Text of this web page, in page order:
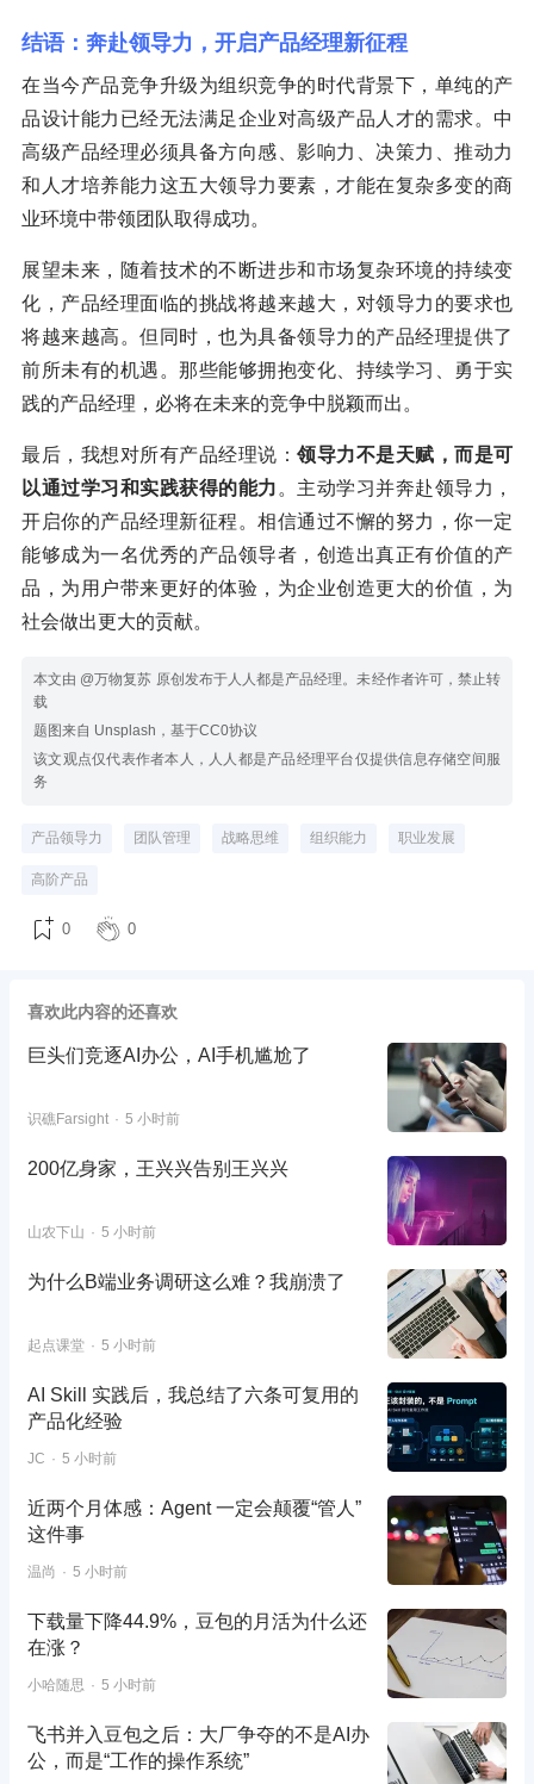
结语：奔赴领导力，开启产品经理新征程
在当今产品竞争升级为组织竞争的时代背景下，单纯的产
品设计能力已经无法满足企业对高级产品人才的需求。中
高级产品经理必须具备方向感、影响力、决策力、推动力
和人才培养能力这五大领导力要素，才能在复杂多变的商
业环境中带领团队取得成功。
展望未来，随着技术的不断进步和市场复杂环境的持续变
化，产品经理面临的挑战将越来越大，对领导力的要求也
将越来越高。但同时，也为具备领导力的产品经理提供了
前所未有的机遇。那些能够拥抱变化、持续学习、勇于实
践的产品经理，必将在未来的竞争中脱颖而出。
最后，我想对所有产品经理说： 领导力不是天赋，而是可
以通过学习和实践获得的能力 。主动学习并奔赴领导力，
开启你的产品经理新征程。相信通过不懈的努力，你一定
能够成为一名优秀的产品领导者，创造出真正有价值的产
品，为用户带来更好的体验，为企业创造更大的价值，为
社会做出更大的贡献。
本文由 @万物复苏 原创发布于人人都是产品经理。未经作者许可，禁止转
载
题图来自 Unsplash，基于CC0协议
该文观点仅代表作者本人，人人都是产品经理平台仅提供信息存储空间服
务
产品领导力 团队管理 战略思维 组织能力 职业发展
高阶产品
0 0
喜欢此内容的还喜欢
巨头们竞逐AI办公，AI手机尴尬了
识礁Farsight 5 小时前
200亿身家，王兴兴告别王兴兴
山农下山 5 小时前
为什么B端业务调研这么难？我崩溃了
起点课堂 5 小时前
AI Skill 实践后，我总结了六条可复用的
产品化经验
JC 5 小时前
近两个月体感：Agent 一定会颠覆“管人”
这件事
温尚 5 小时前
下载量下降44.9%，豆包的月活为什么还
在涨？
小哈随思 5 小时前
飞书并入豆包之后：大厂争夺的不是AI办
公，而是“工作的操作系统”